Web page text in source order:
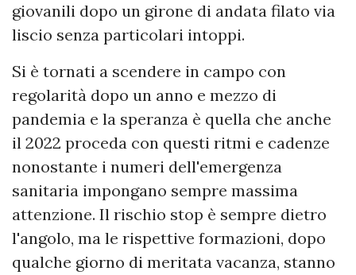
giovanili dopo un girone di andata filato via
liscio senza particolari intoppi.
Si è tornati a scendere in campo con
regolarità dopo un anno e mezzo di
pandemia e la speranza è quella che anche
il 2022 proceda con questi ritmi e cadenze
nonostante i numeri dell'emergenza
sanitaria impongano sempre massima
attenzione. Il rischio stop è sempre dietro
l'angolo, ma le rispettive formazioni, dopo
qualche giorno di meritata vacanza, stanno